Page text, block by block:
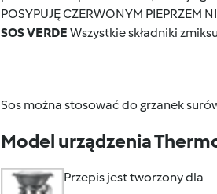
POSYPUJĘ CZERWONYM PIEPRZEM
SOS VERDE Wszystkie składniki
Sos można stosować do grzanek
Model urządzenia
Przepis jest tworzony dla